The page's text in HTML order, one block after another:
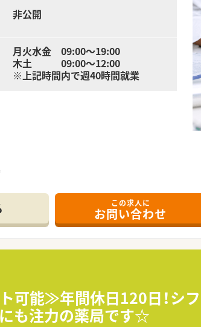
非公開
月火水金 09:00～19:00
木土 09:00～12:00
※上記時間内で週40時間就業
います。
交通機関での通勤も便利な好立地です。
アップ出来る環境です！
きたいご予定です。
この求人に
お問い合わせ
可能≫年間休日120日！シ
も注力の薬局です☆